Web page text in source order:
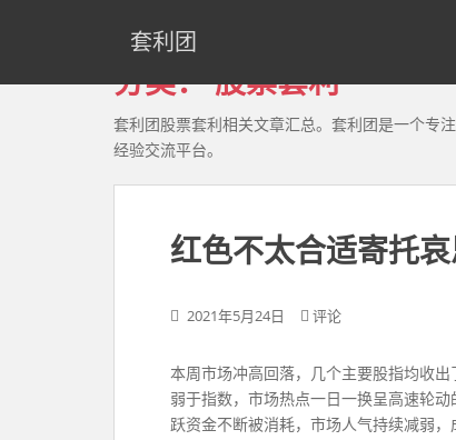
p
套利团
分类：股票套利
套利团股票套利相关文章汇总。套利团是一个专
经验交流平台。
红色不太合适寄托
2021年5月24日 评论
本周市场冲高回落，几个主要股指均收
弱于指数，市场热点一日一换呈高速轮
跃资金不断被消耗，市场人气持续减弱